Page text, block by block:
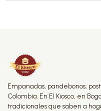
Empanadas, pandebonos,
Colombia. En El Kiosco, en
tradicionales que saben a